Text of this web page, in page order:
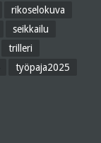
rikoselokuva
seikkailu
trilleri
työpaja2025